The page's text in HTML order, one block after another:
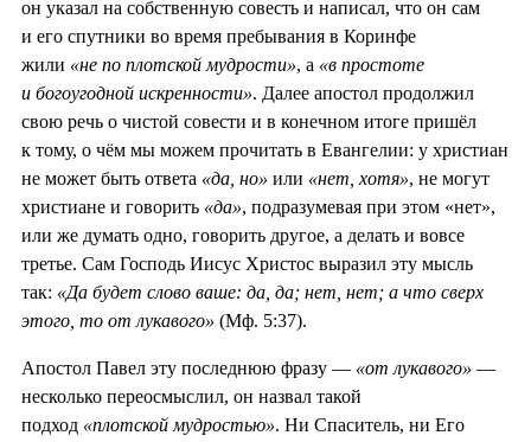
он указал на собственную совесть и написал, что он сам
и его спутники во время пребывания в Коринфе
жили «не по плотской мудрости», а «в простоте
и богоугодной искренности». Далее апостол продолжил
свою речь о чистой совести и в конечном итоге пришёл
к тому, о чём мы можем прочитать в Евангелии: у христиан
не может быть ответа «да, но» или «нет, хотя», не могут
христиане и говорить «да», подразумевая при этом «нет»,
или же думать одно, говорить другое, а делать и вовсе
третье. Сам Господь Иисус Христос выразил эту мысль
так: «Да будет слово ваше: да, да; нет, нет; а что сверх
этого, то от лукавого» (Мф. 5:37).
Апостол Павел эту последнюю фразу — «от лукавого» —
несколько переосмыслил, он назвал такой
подход «плотской мудростью». Ни Спаситель, ни Его